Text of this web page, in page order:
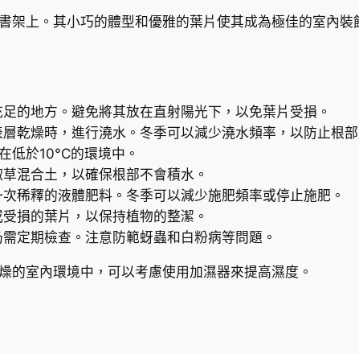
o
m
e
r
r
e
y
r
a
架上。其小巧的體型和優雅的葉片使其成為極佳的室內
的地方。避免將其放在直射陽光下，以免葉片受損。
乾燥時，進行澆水。冬季可以減少澆水頻率，以防止根部
低於10°C的環境中。
混合土，以確保根部不會積水。
稀釋的液體肥料。冬季可以減少施肥頻率或停止施肥。
損的葉片，以保持植物的整潔。
定期檢查。注意防範蚜蟲和白粉病等問題。
的室內環境中，可以考慮使用加濕器來提高濕度。